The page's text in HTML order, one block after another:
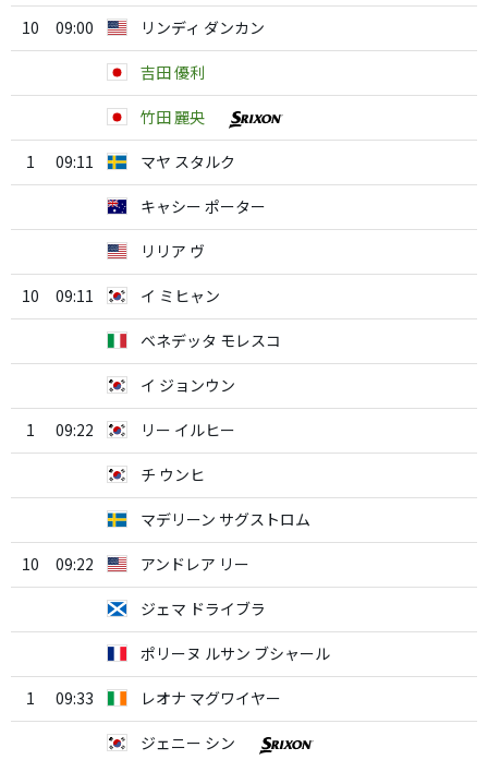
10 09:00 リンディ ダンカン
吉田 優利
竹田 麗央
1 09:11 マヤ スタルク
キャシー ポーター
リリア ヴ
10 09:11 イ ミヒャン
ベネデッタ モレスコ
イ ジョンウン
1 09:22 リー イルヒー
チ ウンヒ
マデリーン サグストロム
10 09:22 アンドレア リー
ジェマ ドライブラ
ポリーヌ ルサン ブシャール
1 09:33 レオナ マグワイヤー
ジェニー シン